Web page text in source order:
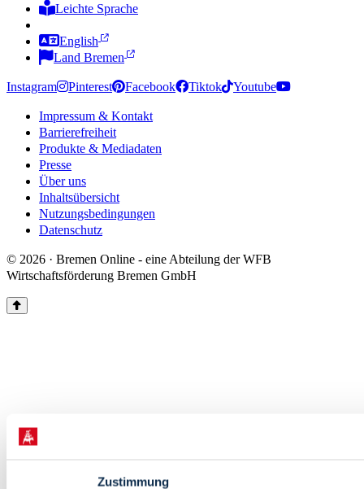
Zustimmung
Leichte Sprache
English
Land Bremen
Instagram Pinterest Facebook Tiktok Youtube
Impressum & Kontakt
Barrierefreiheit
Produkte & Mediadaten
Presse
Über uns
Inhaltsübersicht
Nutzungsbedingungen
Datenschutz
© 2026 · Bremen Online - eine Abteilung der WFB
Wirtschaftsförderung Bremen GmbH